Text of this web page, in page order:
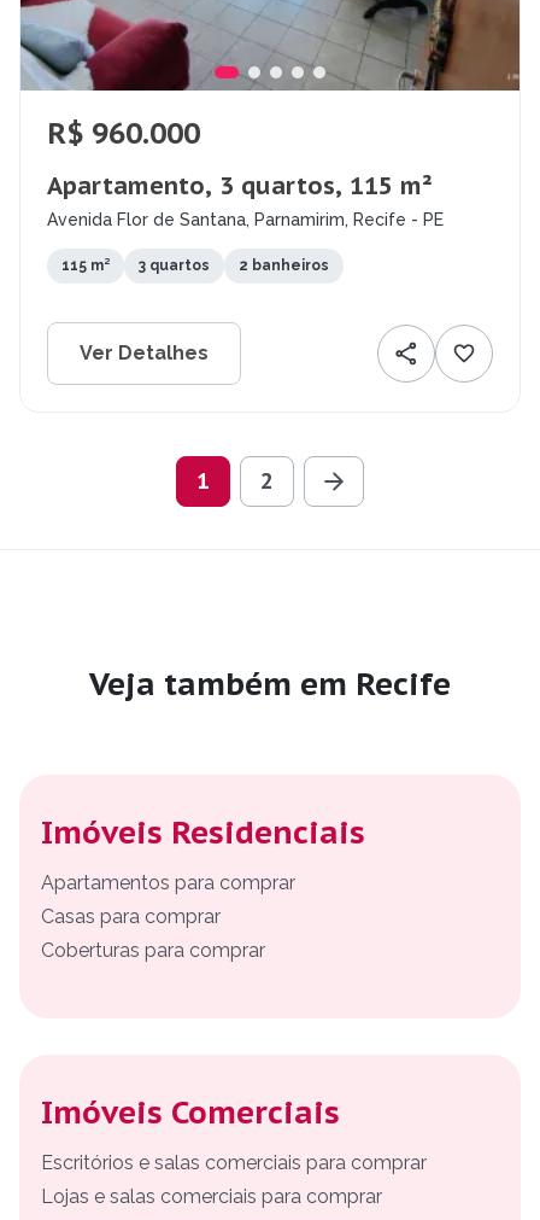
R$ 960.000
Apartamento, 3 quartos, 115 m²
Avenida Flor de Santana, Parnamirim, Recife - PE
115 m² 3 quartos 2 banheiros
Ver Detalhes
1 2
Veja também em Recife
Imóveis Residenciais
Apartamentos para comprar
Casas para comprar
Coberturas para comprar
Imóveis Comerciais
Escritórios e salas comerciais para comprar
Lojas e salas comerciais para comprar